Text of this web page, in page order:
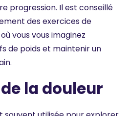
progression. Il est conseillé
des exercices de
vous vous imaginez
de poids et maintenir un
la douleur